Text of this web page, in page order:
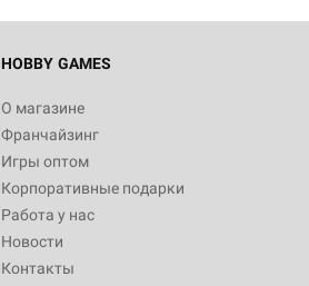
HOBBY GAMES
О магазине
Франчайзинг
Игры оптом
Корпоративные подарки
Работа у нас
Новости
Контакты